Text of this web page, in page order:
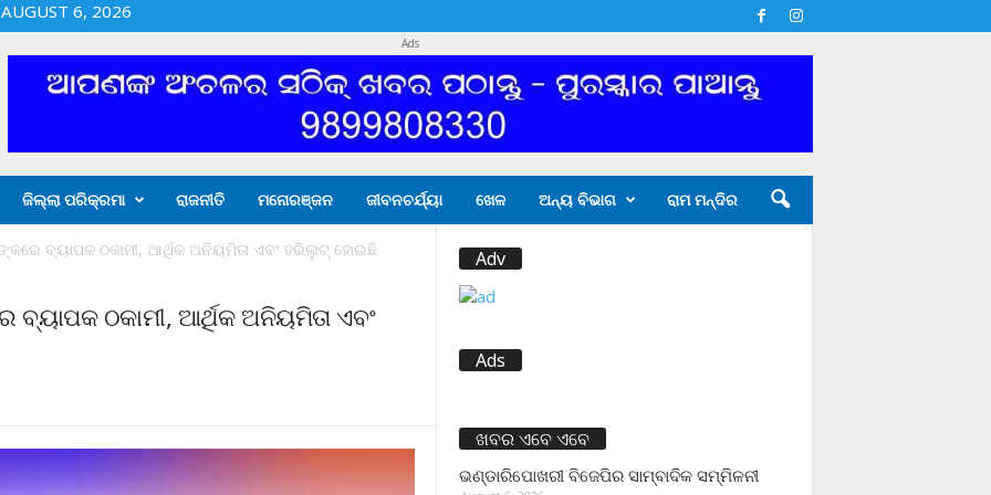
6, 2026
Ads
ଜିଲ୍ଲା ପରିକ୍ରମା ରାଜନୀତି ମନୋରଞ୍ଜନ ଜୀବନଚର୍ଯ୍ୟା ଖେଳ ଅନ୍ୟ ବିଭାଗ ରାମ ମନ୍ଦିର
ବ୍ୟାପକ ଠକାମୀ, ଆର୍ଥିକ ଅନିୟମିତା ଏବଂ ହରିଲୁଟ୍ ହୋଇଛି
ବ୍ୟାପକ ଠକାମୀ, ଆର୍ଥିକ ଅନିୟମିତା ଏବଂ
Adv
Ads
ଖବର ଏବେ ଏବେ
ଭଣ୍ଡାରିପୋଖରୀ ବିଜେପିର ସାମ୍ବାଦିକ ସମ୍ମିଳନୀ